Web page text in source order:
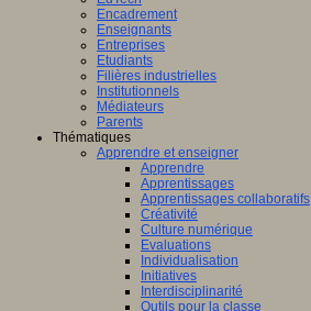
Encadrement
Enseignants
Entreprises
Etudiants
Filières industrielles
Institutionnels
Médiateurs
Parents
Thématiques
Apprendre et enseigner
Apprendre
Apprentissages
Apprentissages collaboratifs
Créativité
Culture numérique
Evaluations
Individualisation
Initiatives
Interdisciplinarité
Outils pour la classe